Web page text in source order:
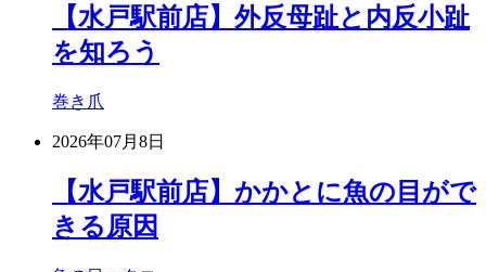
【水戸駅前店】外反母趾と内反小趾
を知ろう
巻き爪
2026年07月8日
【水戸駅前店】かかとに魚の目がで
きる原因